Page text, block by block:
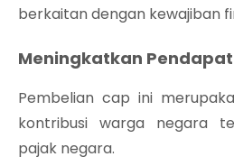
berkaitan dengan kewajiban
Meningkatkan
Pembelian cap ini
kontribusi warga negara
pajak negara.